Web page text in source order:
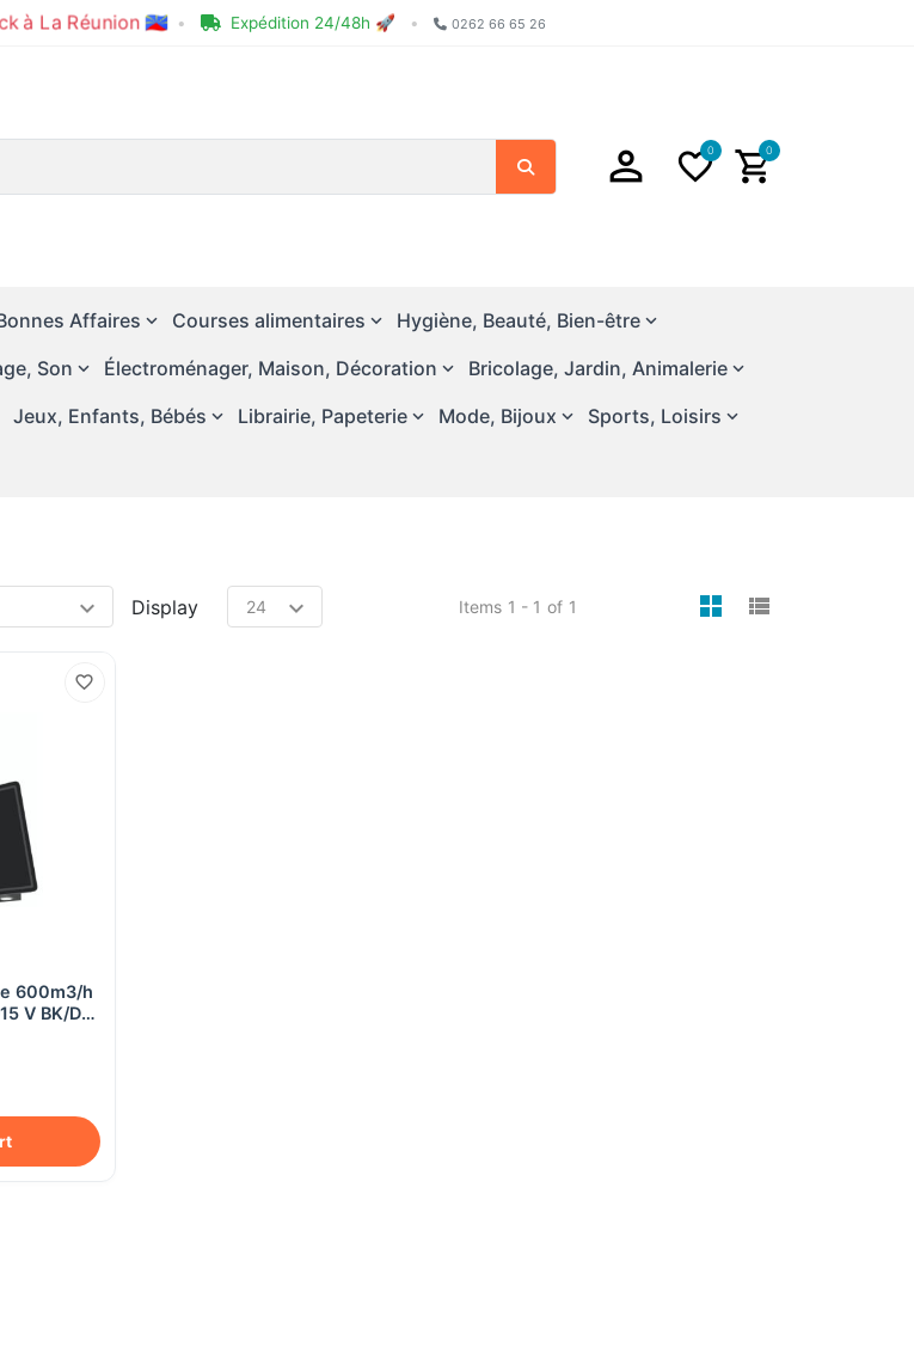
à La Réunion 🇷🇪 • Expédition 24/48h 🚀 • 0262 66 65 26
Search
0 0
Affaires Courses alimentaires
Hygiène, Beauté, Bien-être
Son Électroménager, Maison, Décoration
Bricolage, Jardin, Animalerie
Jeux, Enfants, Bébés Librairie, Papeterie Mode, Bijoux
Sports, Loisirs
Items 1 - 1 of 1
Display viewmode
600m3/h
V BK/DG